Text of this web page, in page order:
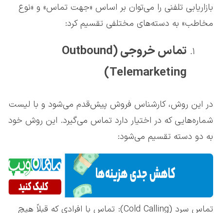
بازاریابی تلفنی را می‌توان بر اساس «جهت تماس» و «نوع
مخاطب» به دسته‌های مختلفی تقسیم کرد:
تماس خروجی (Outbound
Telemarketing)
در این روش، کارشناس فروش پیش‌قدم می‌شود و با لیست
شماره‌هایی که در اختیار دارد تماس می‌گیرد. این روش خود
به دو دسته تقسیم می‌شود:
تماس سرد (Cold Calling): تماس با افرادی که قبلاً هیچ